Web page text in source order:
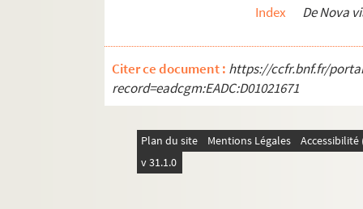
Index
De Nova
Citer ce document : https://ccfr.bnf.fr/
record=eadcgm:EADC:D01021671
Plan du site Mentions Légales
v 31.1.0